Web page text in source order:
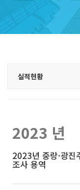
실적현황
2023 년
2023년 중랑·광진
조사 용역